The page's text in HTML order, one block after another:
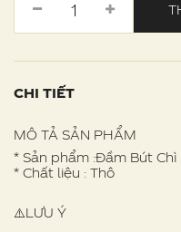
CHI TIẾT
MÔ TẢ SẢN PHẨM
* Sản phẩm :Đầm Bút Chì
* Chất liệu : Thô
⚠️LƯU Ý